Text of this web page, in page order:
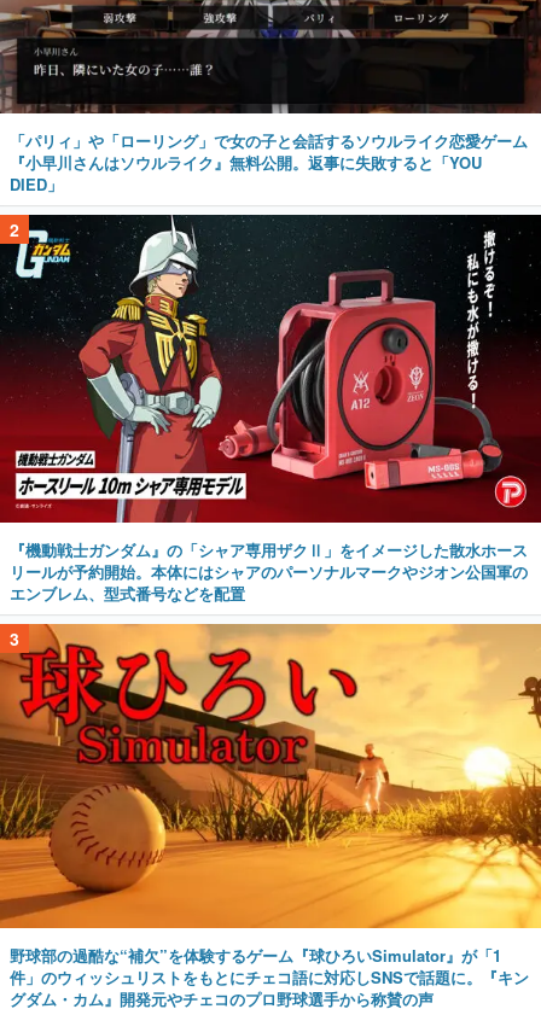
「パリィ」や「ローリング」で女の子と会話するソウルライク恋愛ゲーム
『小早川さんはソウルライク』無料公開。返事に失敗すると「YOU
DIED」
2
『機動戦士ガンダム』の「シャア専用ザクⅡ」をイメージした散水ホース
リールが予約開始。本体にはシャアのパーソナルマークやジオン公国軍の
エンブレム、型式番号などを配置
3
野球部の過酷な“補欠”を体験するゲーム『球ひろいSimulator』が「1
件」のウィッシュリストをもとにチェコ語に対応しSNSで話題に。『キン
グダム・カム』開発元やチェコのプロ野球選手から称賛の声